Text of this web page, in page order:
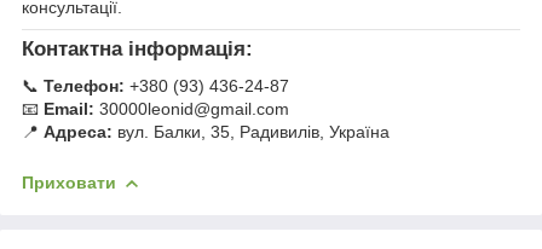
консультації.
Контактна інформація:
📞 Телефон: +380 (93) 436-24-87
📧 Email: 30000leonid@gmail.com
📍 Адреса: вул. Балки, 35, Радивилів, Україна
Приховати